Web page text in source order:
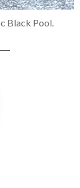
Black Pool.